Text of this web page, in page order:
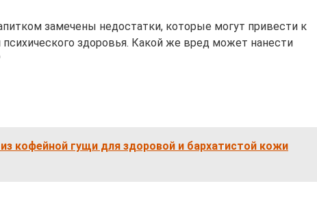
замечены недостатки, которые могут привести к
здоровья. Какой же вред может нанести
кофейной гущи для здоровой и бархатистой кожи